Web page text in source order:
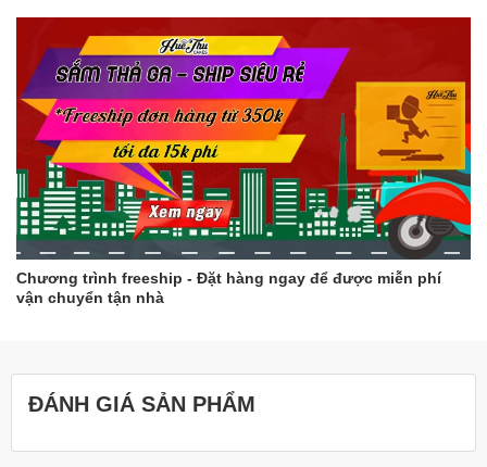
Chương trình freeship - Đặt hàng ngay để được miễn phí
vận chuyển tận nhà
ĐÁNH GIÁ SẢN PHẨM